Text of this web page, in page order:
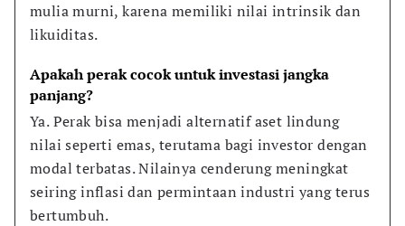
mulia murni, karena memiliki nilai intrinsik dan
likuiditas.
Apakah perak cocok untuk investasi jangka
panjang?
Ya. Perak bisa menjadi alternatif aset lindung
nilai seperti emas, terutama bagi investor dengan
modal terbatas. Nilainya cenderung meningkat
seiring inflasi dan permintaan industri yang terus
bertumbuh.